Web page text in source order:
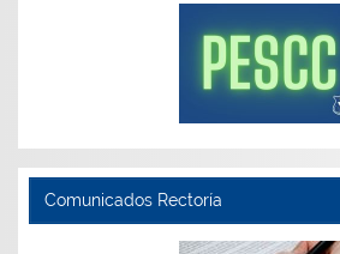
Comunicados Rectoría